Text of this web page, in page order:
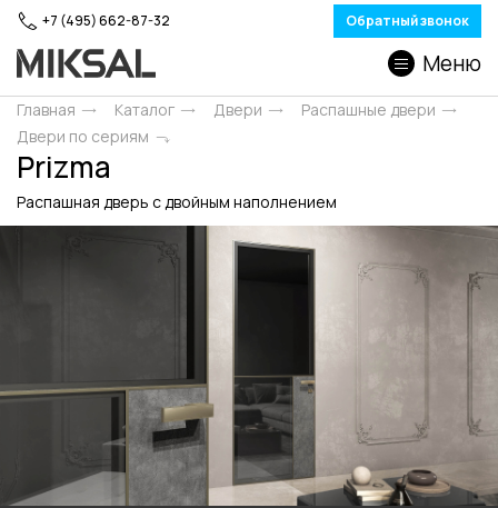
+7 (495) 662-87-32 Обратный звонок
Меню
Главная Каталог Двери
Распашные двери
Двери по сериям
Prizma
Распашная дверь с двойным наполнением